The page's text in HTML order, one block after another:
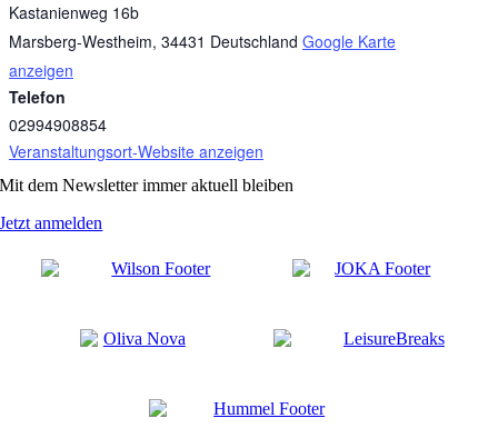
Kastanienweg 16b
Marsberg-Westheim, 34431 Deutschland Google Karte
anzeigen
Telefon
02994908854
Veranstaltungsort-Website anzeigen
Mit dem Newsletter immer aktuell bleiben
Jetzt anmelden